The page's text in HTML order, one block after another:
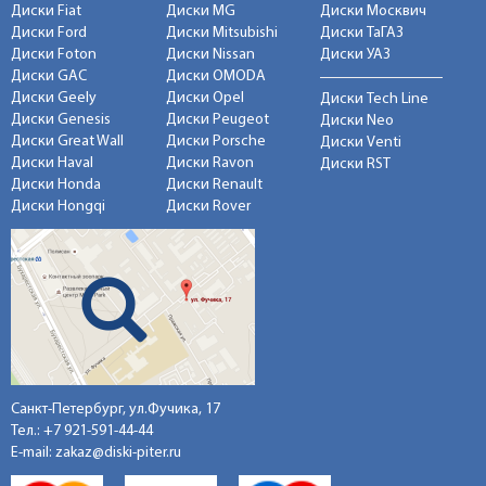
Диски Fiat
Диски Ford
Диски Foton
Диски GAC
Диски Geely
Диски Genesis
Диски Great Wall
Диски Haval
Диски Honda
Диски Hongqi
Диски MG
Диски Mitsubishi
Диски Nissan
Диски OMODA
Диски Opel
Диски Peugeot
Диски Porsche
Диски Ravon
Диски Renault
Диски Rover
Диски Москвич
Диски ТаГАЗ
Диски УАЗ
Диски Tech Line
Диски Neo
Диски Venti
Диски RST
Санкт-Петербург, ул.Фучика, 17
Тел.: +7 921-591-44-44
E-mail: zakaz@diski-piter.ru